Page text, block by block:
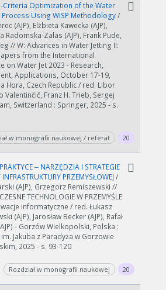
Criteria Optimization of the Water
Process Using WISP Methodology/
(AJP), Elżbieta Kawecka (AJP),
Radomska-Zalas (AJP), Frank Pude,
// W: Advances in Water Jetting II:
from the International
on Water Jet 2023 - Research,
Applications, October 17-19,
Hora, Czech Republic / red. Libor
Valentinčič, Franz H. Trieb, Sergej
Switzerland : Springer, 2025 - s.
w monografii naukowej / referat 20
‒ NARZĘDZIA I STRATEGIE
PRZEMYSŁOWEJ /
(AJP), Grzegorz Remiszewski //
TECHNOLOGIE W PRZEMYŚLE
informatyczne / red. Łukasz
(AJP), Jarosław Becker (AJP), Rafał
- Gorzów Wielkopolski, Polska :
Jakuba z Paradyża w Gorzowie
2025 - s. 93-120
Rozdział w monografii naukowej 20